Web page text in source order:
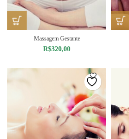
Massagem Gestante
R$320,00